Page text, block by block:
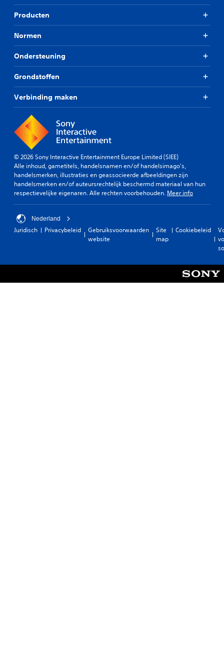
Producten
Normen
Ondersteuning
Grondstoffen
Verbinding maken
© 2026 Sony Interactive Entertainment Europe Limited (SIEE)
Alle inhoud, gametitels, handelsnamen en/of handelsimago's,
handelsmerken, illustraties en geassocieerde afbeeldingen zijn
handelsmerken en/of auteursrechtelijk beschermd materiaal van hun
respectievelijke eigenaren. Alle rechten voorbehouden. Meer info
Nederland
Juridisch Privacybeleid
Gebruiksvoorwaarden
website
Site
map
Cookiebeleid